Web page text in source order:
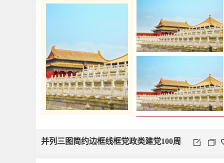
并列三图简约边框线框党政类建党100周